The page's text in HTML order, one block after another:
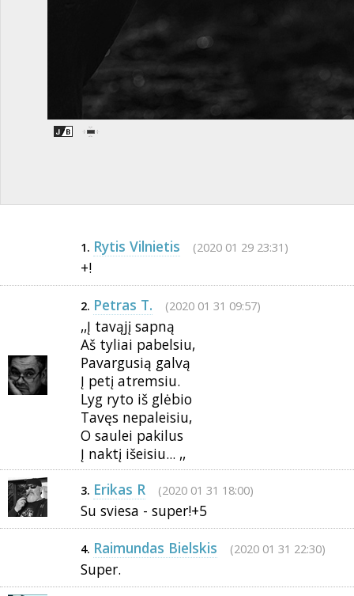
1. Rytis Vilnietis (2020 01 29 23:31)
+!
2. Petras T. (2020 01 31 09:57)
,,Į tavąjį sapną
Aš tyliai pabelsiu,
Pavargusią galvą
Į petį atremsiu.
Lyg ryto iš glėbio
Tavęs nepaleisiu,
O saulei pakilus
Į naktį išeisiu... ,,
3. Erikas R (2020 01 31 18:00)
Su sviesa - super!+5
4. Raimundas Bielskis (2020 01 31 22:30)
Super.